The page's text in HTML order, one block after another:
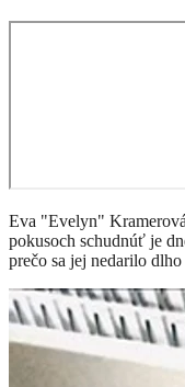
Eva "Evelyn"
pokusoch schudnúť je
prečo sa jej nedarilo